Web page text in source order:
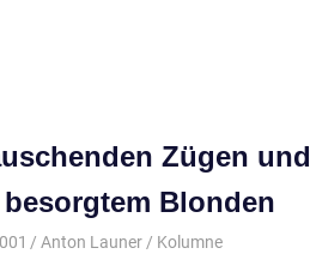
Zügen und
Blonden
Anton Launer Kolumne